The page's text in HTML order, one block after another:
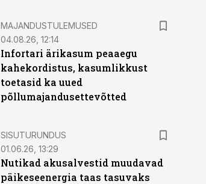
MAJANDUSTULEMUSED
04.08.26, 12:14
Infortari ärikasum peaaegu
kahekordistus, kasumlikkust
toetasid ka uued
põllumajandusettevõtted
ST
SISUTURUNDUS
01.06.26, 13:29
Nutikad akusalvestid muudavad
päikeseenergia taas tasuvaks